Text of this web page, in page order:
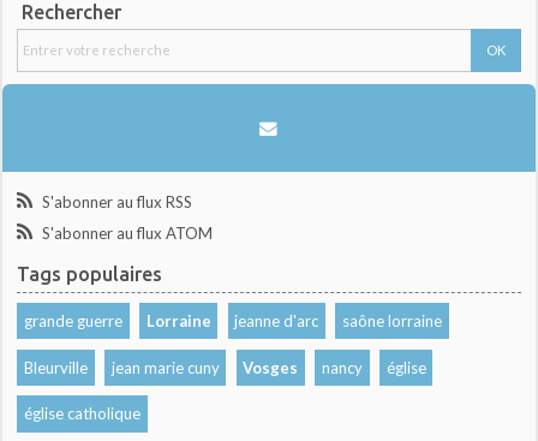
Rechercher
S'abonner au flux RSS
S'abonner au flux ATOM
Tags populaires
grande guerre Lorraine jeanne d'arc saône lorraine
Bleurville jean marie cuny Vosges nancy église
église catholique